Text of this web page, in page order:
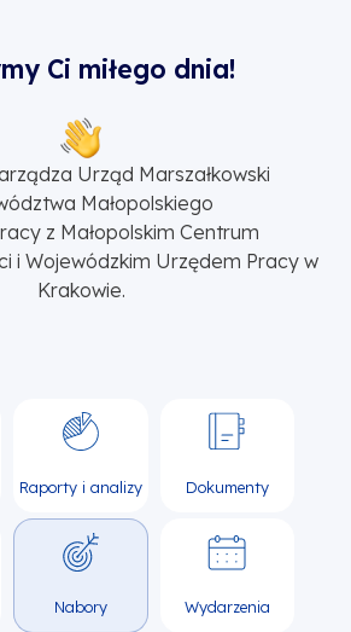
Ci miłego dnia!
Urząd Marszałkowski
Małopolskiego
z Małopolskim Centrum
i Wojewódzkim Urzędem Pracy w
Krakowie.
Raporty i analizy Dokumenty
Nabory Wydarzenia